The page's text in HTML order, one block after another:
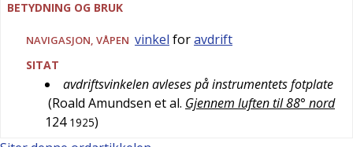
BETYDNING OG BRUK
NAVIGASJON, VÅPEN vinkel foravdrift
SITAT
avdriftsvinkelen avleses på instrumentets fotplate
(Roald Amundsen et al. Gjennem luften til 88° nord
124 1925)